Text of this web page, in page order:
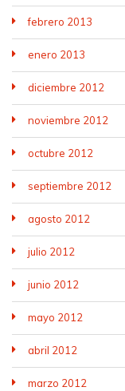
febrero 2013
enero 2013
diciembre 2012
noviembre 2012
octubre 2012
septiembre 2012
agosto 2012
julio 2012
junio 2012
mayo 2012
abril 2012
marzo 2012